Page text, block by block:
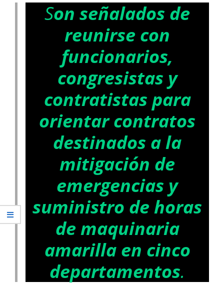
Son señalados de
reunirse con
funcionarios,
congresistas y
contratistas para
orientar contratos
destinados a la
mitigación de
emergencias y
suministro de horas
de maquinaria
amarilla en cinco
departamentos.